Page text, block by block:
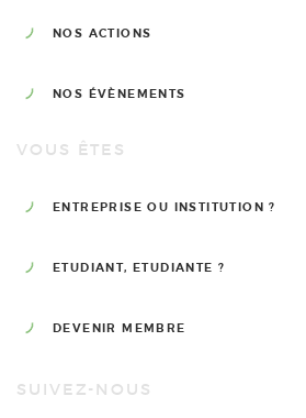
SUIVEZ-NOUS
NOS ACTIONS
NOS ÉVÈNEMENTS
VOUS ÊTES
ENTREPRISE OU INSTITUTION ?
ETUDIANT, ETUDIANTE ?
DEVENIR MEMBRE